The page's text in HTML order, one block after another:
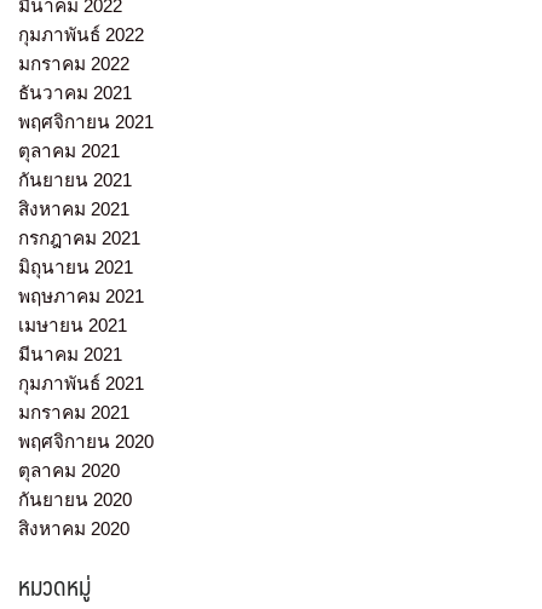
มีนาคม 2022
กุมภาพันธ์ 2022
มกราคม 2022
ธันวาคม 2021
พฤศจิกายน 2021
ตุลาคม 2021
กันยายน 2021
สิงหาคม 2021
กรกฎาคม 2021
มิถุนายน 2021
พฤษภาคม 2021
เมษายน 2021
มีนาคม 2021
กุมภาพันธ์ 2021
มกราคม 2021
พฤศจิกายน 2020
ตุลาคม 2020
กันยายน 2020
สิงหาคม 2020
หมวดหมู่